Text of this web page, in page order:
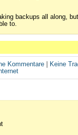
backups all along,
to.
Kommentare
Keine